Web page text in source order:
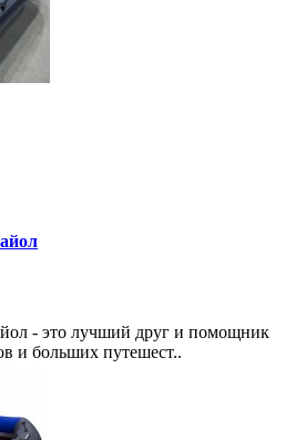
- это лучший друг и помощник
и больших путешест..